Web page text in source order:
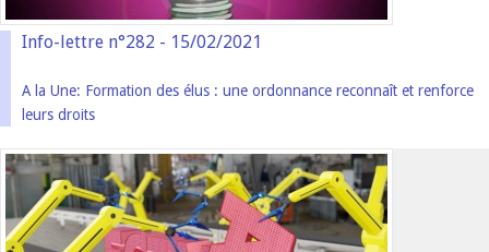
Info-lettre n°282 - 15/02/2021
A la Une: Formation des élus : une ordonnance reconnaît et renforce
leurs droits